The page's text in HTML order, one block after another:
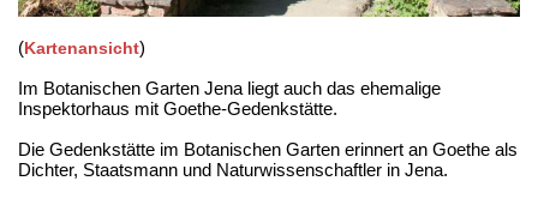
(Kartenansicht)
Im Botanischen Garten Jena liegt auch das ehemalige
Inspektorhaus mit Goethe-Gedenkstätte.
Die Gedenkstätte im Botanischen Garten erinnert an Goethe als
Dichter, Staatsmann und Naturwissenschaftler in Jena.